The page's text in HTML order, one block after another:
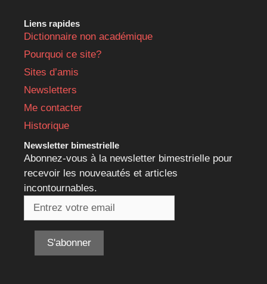
Liens rapides
Dictionnaire non académique
Pourquoi ce site?
Sites d’amis
Newsletters
Me contacter
Historique
Newsletter bimestrielle
Abonnez-vous à la newsletter bimestrielle pour
recevoir les nouveautés et articles
incontournables.